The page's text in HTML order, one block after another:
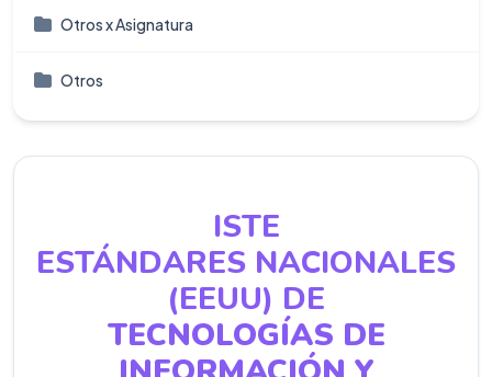
Otros x Asignatura
Otros
ISTE
ESTÁNDARES NACIONALES
(EEUU) DE
TECNOLOGÍAS DE